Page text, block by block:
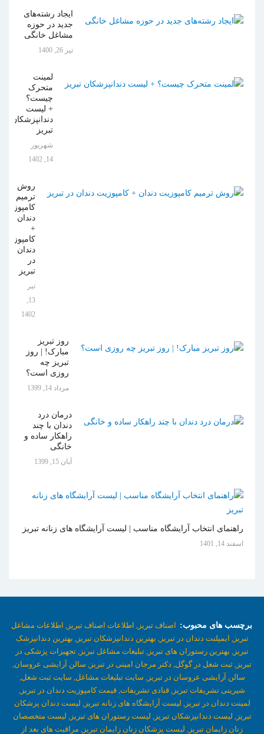
ایجاد رشته‌های
جدید در حوزه
مشاغل خانگی
تیر 26, 1400
لمینت
متحرک
چیست؟
+ لیست
دندانپزشکان
تبریز
شهریور
14, 1402
روش
ترمیم
کامپوزیت
دندان
+
کامپوزیت
دندان
در
تبریز
تیر
13,
1402
روز تبریز
مبارک! | روز
تبریز چه
روزی است؟
مرداد 14, 1399
درمان درد
دندان با چند
راهکار ساده و
خانگی
آبان 15, 1399
راهنمای انتخاب آرایشگاه مناسب | لیست آرایشگاه های زنانه تبریز
اسفند 14, 1401
برچسب های محبوب: اصناف تبریز, اطلاعات اصناف تبریز,
اطلاعات مشاغل
تبریز,
ایمپلنت دندان در تبریز, بهترین دندانپزشکان تبریز,
بهترین دندانپزشک
تبریز,
بهترین رستوران های تبریز, تبلیغات مشاغل تبریز,
تجهیزات پزشکی در
تبریز,
ثبت شغل در گوگل, دکتر مرجان امینی در تبریز,
سالن آرایشی عروسان,
سالن آرایشی عروسان در تبریز,
سایت تبلیغات مشاغل, سایت ثبت شغل,
شیرینی تشریفات تبریز,
قنادی تشریفات, قیمت کامپوزیت دندان در تبریز,
لمینت دندان در تبریز,
لیست آرایشگاه های زنانه تبریز,
لیست دندان پزشکان
تبریز,
لیست دندانپزشکان تبریز, لیست رستوران های تبریز,
لیست متخصصان
زنان زایمان تبریز,
لیست پزشکان زنان زایمان تبریز, مراقبت های بعد از